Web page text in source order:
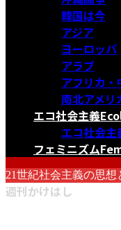
韓国は今
アジア
ヨーロッパ
アラブ
アフリカ・
南北アメリ
エコ社会主義
エコ社会主
フェミニズム
21世紀社会主義の思
週刊かけはし